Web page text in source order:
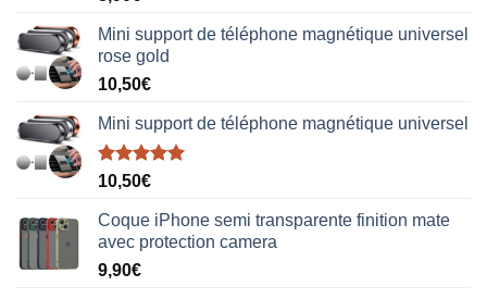
Mini support de téléphone magnétique universel
rose gold
10,50€
Mini support de téléphone magnétique universel
Note5.00
10,50€
Coque iPhone semi transparente finition mate
avec protection camera
9,90€